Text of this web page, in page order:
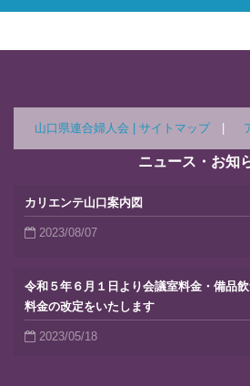
山口県連合婦人会 | サイトマップ|
ニュース・お知
カリエンテ山口案内図
2023/08/07
令和５年６月１日より会議室料金・備品
料金の改定をいたします
2023/05/18